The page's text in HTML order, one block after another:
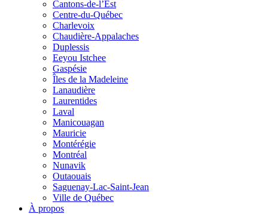
Cantons-de-l’Est
Centre-du-Québec
Charlevoix
Chaudière-Appalaches
Duplessis
Eeyou Istchee
Gaspésie
Îles de la Madeleine
Lanaudière
Laurentides
Laval
Manicouagan
Mauricie
Montérégie
Montréal
Nunavik
Outaouais
Saguenay-Lac-Saint-Jean
Ville de Québec
À propos